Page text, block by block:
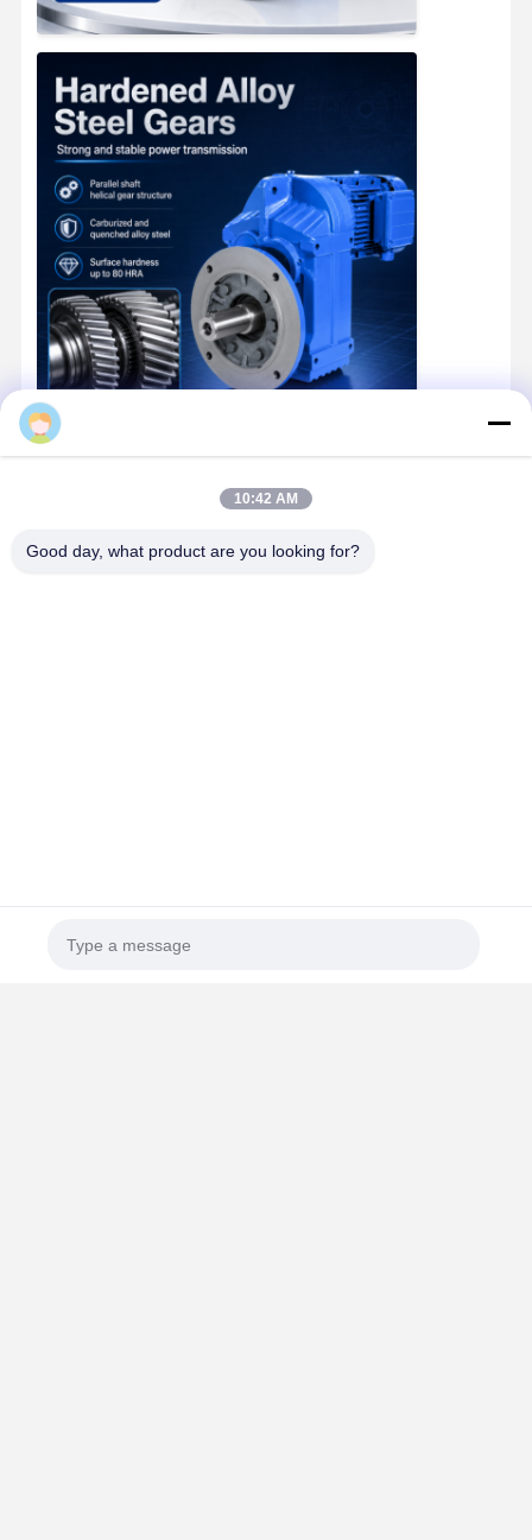
10:42 AM
Good day, what product are you looking for?